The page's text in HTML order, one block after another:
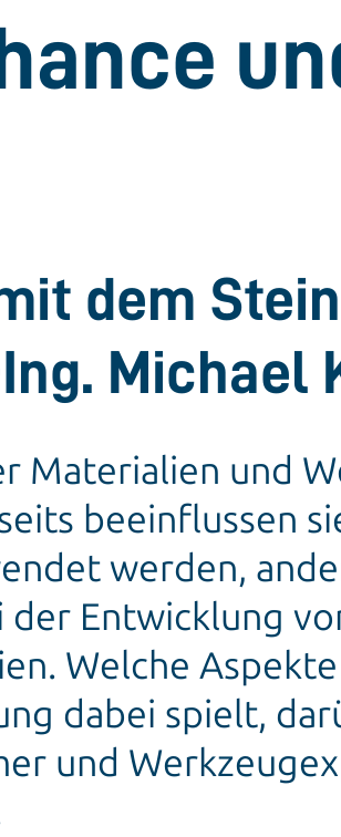
dem
Michael
Materialien und
beeinflussen
werden,
der Entwicklung
Welche
dabei spielt,
und